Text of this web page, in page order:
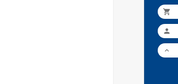


